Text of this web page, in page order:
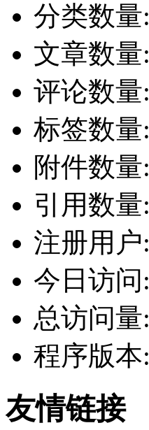
分类数量:
文章数量:
评论数量:
标签数量:
附件数量:
引用数量:
注册用户:
今日访问:
总访问量:
程序版本:
友情链接